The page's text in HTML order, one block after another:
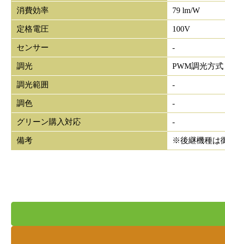
消費効率 79 lm/W
定格電圧 100V
センサー -
調光 PWM調光方式
調光範囲 -
調色 -
グリーン購入対応 -
備考 ※後継機種は